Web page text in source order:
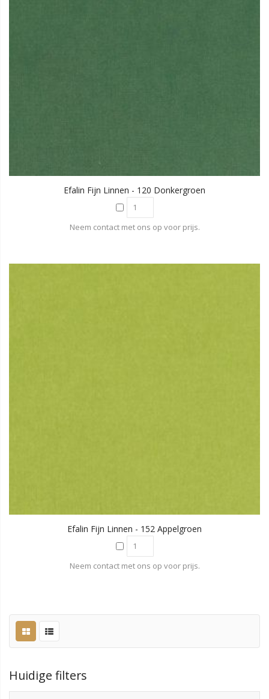
Efalin Fijn Linnen - 120 Donkergroen
Neem contact met ons op voor prijs.
Efalin Fijn Linnen - 152 Appelgroen
Neem contact met ons op voor prijs.
Huidige filters